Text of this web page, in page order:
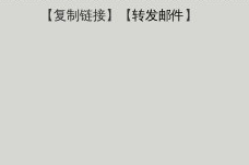
【复制链接】【转发邮件】